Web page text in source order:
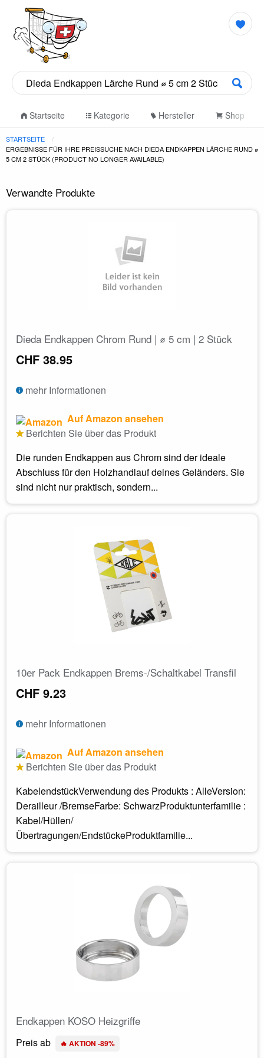
Startseite Kategorie Hersteller Shop
STARTSEITE
ERGEBNISSE FÜR IHRE PREISSUCHE NACH DIEDA ENDKAPPEN LÄRCHE RUND ⌀
5 CM 2 STÜCK (PRODUCT NO LONGER AVAILABLE)
Verwandte Produkte
Dieda Endkappen Chrom Rund | ⌀ 5 cm | 2 Stück
CHF 38.95
mehr Informationen
Auf Amazon ansehen
Berichten Sie über das Produkt
Die runden Endkappen aus Chrom sind der ideale
Abschluss für den Holzhandlauf deines Geländers. Sie
sind nicht nur praktisch, sondern...
10er Pack Endkappen Brems-/Schaltkabel Transfil
CHF 9.23
mehr Informationen
Auf Amazon ansehen
Berichten Sie über das Produkt
KabelendstückVerwendung des Produkts : AlleVersion:
Derailleur /BremseFarbe: SchwarzProduktunterfamilie :
Kabel/Hüllen/
Übertragungen/EndstückeProduktfamilie...
Endkappen KOSO Heizgriffe
Preis ab 🔥 AKTION -89%